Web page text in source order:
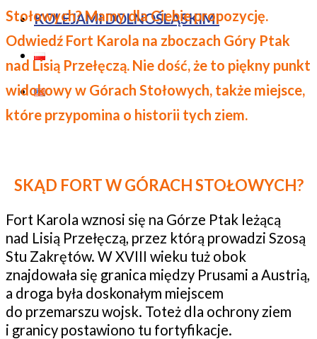
KOLEJAMI DOLNOŚLĄSKIMI
Stołowych? Mamy dla Ciebie propozycję.
Odwiedź Fort Karola na zboczach Góry Ptak
nad Lisią Przełęczą. Nie dość, że to piękny punkt
widokowy w Górach Stołowych, także miejsce,
które przypomina o historii tych ziem.
SKĄD FORT W GÓRACH STOŁOWYCH?
Fort Karola wznosi się na Górze Ptak leżącą
nad Lisią Przełęczą, przez którą prowadzi Szosą
Stu Zakrętów. W XVIII wieku tuż obok
znajdowała się granica między Prusami a Austrią,
a droga była doskonałym miejscem
do przemarszu wojsk. Toteż dla ochrony ziem
i granicy postawiono tu fortyfikacje.